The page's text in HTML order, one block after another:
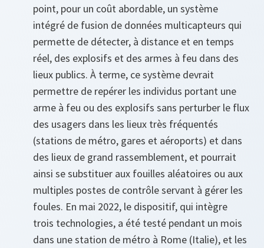
point, pour un coût abordable, un système
intégré de fusion de données multicapteurs qui
permette de détecter, à distance et en temps
réel, des explosifs et des armes à feu dans des
lieux publics. À terme, ce système devrait
permettre de repérer les individus portant une
arme à feu ou des explosifs sans perturber le flux
des usagers dans les lieux très fréquentés
(stations de métro, gares et aéroports) et dans
des lieux de grand rassemblement, et pourrait
ainsi se substituer aux fouilles aléatoires ou aux
multiples postes de contrôle servant à gérer les
foules. En mai 2022, le dispositif, qui intègre
trois technologies, a été testé pendant un mois
dans une station de métro à Rome (Italie), et les